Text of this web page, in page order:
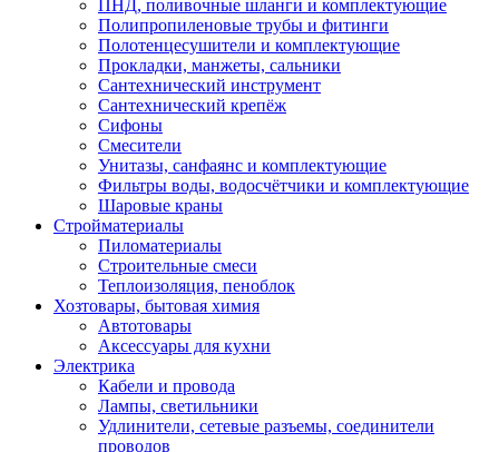
ПНД, поливочные шланги и комплектующие
Полипропиленовые трубы и фитинги
Полотенцесушители и комплектующие
Прокладки, манжеты, сальники
Сантехнический инструмент
Сантехнический крепёж
Сифоны
Смесители
Унитазы, санфаянс и комплектующие
Фильтры воды, водосчётчики и комплектующие
Шаровые краны
Стройматериалы
Пиломатериалы
Строительные смеси
Теплоизоляция, пеноблок
Хозтовары, бытовая химия
Автотовары
Аксессуары для кухни
Электрика
Кабели и провода
Лампы, светильники
Удлинители, сетевые разъемы, соединители
проводов